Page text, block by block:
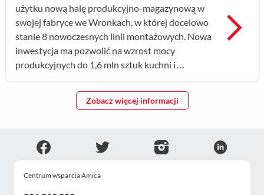
użytku nową halę produkcyjno-magazynową w
swojej fabryce we Wronkach, w której docelowo
stanie 8 nowoczesnych linii montażowych. Nowa
inwestycja ma pozwolić na wzrost mocy
produkcyjnych do 1,6 mln sztuk kuchni i
firmę do zrealizowania celu podwojenia
Zobacz więcej informacji
Centrum wsparcia Amica